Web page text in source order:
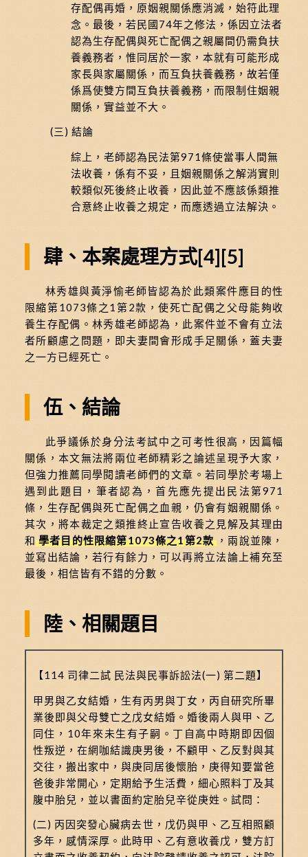
存配偶再婚，原姻親關係應消滅，始符此理
念。最後，若民國74年之修法，係因立法者
認為生存配偶與死亡配偶之親屬間仍需負扶
養義務者，惟同居於一家，本就有可能形成
家長與家屬關係，而互負扶養義務，故若僅
係爲使雙方間互負扶養義務，而限制住姻親
關係，實益並不大。
(三) 結論
綜上，老師認為民法第971條使當事人間無
法收養，係有不妥，且姻親關係之解消實則
較類似死後終止收養，因此並不應該係類推
合意終止收養之規定，而應透過立法解決。
肆、本案處理方式[4][5]
林秀雄與黃淨愉老師皆認為於此類案件應目的性
限縮第1073條之1第2款，使死亡配偶之父母能夠收
養生存配偶。林秀雄老師認為，此案件並不會有立法
者所顧慮之問題，即夫妻間會形成手足關係，蓋夫妻
之一方已經死亡。
伍、結論
此爭議係於身分法考試中之可考性很高，因篇幅
關係，本文無法將兩位老師精彩之論述呈現予大家，
但強力推薦同學閱讀老師們的文章。若同學於考場上
遇到此題目，筆者認為，首先應先提出民法第971
條，生存配偶與死亡配偶之血親，仍會有姻親關係。
其次，將本裁定之類推終止宣告收養之見解及其理由
和 學者目的性限縮第1073條之1第2款 ，兩說並陳，
並寫出結論，若行有餘力，可以再將立法論上補充至
最後，相信皆有不錯的分數。
陸、相關題目
【114 司律二試 民法與民事訴訟法(一) 第二題】
甲男與乙女結婚，生有丙男與丁女，丙自研究所畢
業後即與父母雙亡之戊女結婚。婚後兩人與甲、乙
同住，10年來未生有子嗣。丁自高中時期即因個
性叛逆，在網咖結識庚男後，不顧甲、乙反對與其
交往，搬出家中，與庚同居後懷胎，庚得知要當爸
爸後非常開心，定期給予生活費，細心照料丁及其
腹中胎兒，並以書面約定胎兒辛從庚姓。試問：
(二) 丙因突發心臟病去世，戊仍與甲、乙互相照顧
多年，感情深厚。此時甲、乙有意收養戊，雙方訂